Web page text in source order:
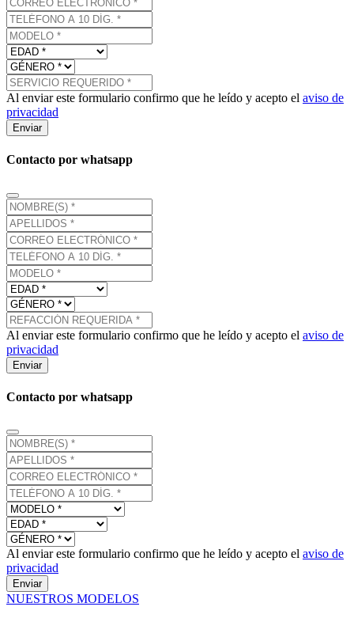
Al enviar este formulario confirmo que he leído y acepto el aviso de
privacidad
Enviar
Contacto por whatsapp
Al enviar este formulario confirmo que he leído y acepto el aviso de
privacidad
Enviar
Contacto por whatsapp
Al enviar este formulario confirmo que he leído y acepto el aviso de
privacidad
Enviar
NUESTROS MODELOS